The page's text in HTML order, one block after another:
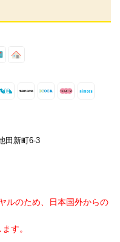
田新町6-3
ルのため、日本国外からの
す。